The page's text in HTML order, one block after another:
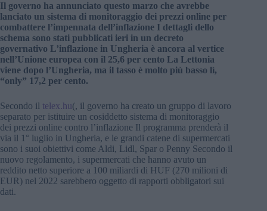
Il governo ha annunciato questo marzo che avrebbe
lanciato un sistema di monitoraggio dei prezzi online per
combattere l’impennata dell’inflazione I dettagli dello
schema sono stati pubblicati ieri in un decreto
governativo L’inflazione in Ungheria è ancora al vertice
nell’Unione europea con il 25,6 per cento La Lettonia
viene dopo l’Ungheria, ma il tasso è molto più basso lì,
“only” 17,2 per cento.
Secondo il telex.hu(, il governo ha creato un gruppo di lavoro
separato per istituire un cosiddetto sistema di monitoraggio
dei prezzi online contro l’inflazione Il programma prenderà il
via il 1° luglio in Ungheria, e le grandi catene di supermercati
sono i suoi obiettivi come Aldi, Lidl, Spar o Penny Secondo il
nuovo regolamento, i supermercati che hanno avuto un
reddito netto superiore a 100 miliardi di HUF (270 milioni di
EUR) nel 2022 sarebbero oggetto di rapporti obbligatori sui
dati.